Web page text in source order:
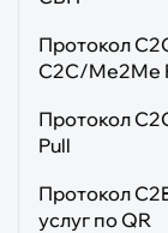
C2C/
Денежные
Протокол
C2C/Me2Me
Протокол
Pull
Протокол
услуг по QR